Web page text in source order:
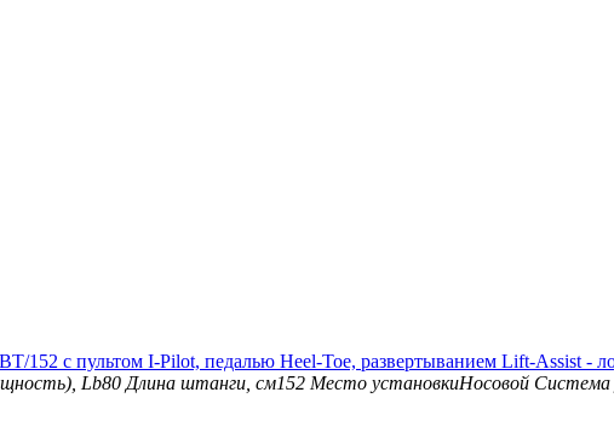
152 с пультом I-Pilot, педалью Heel-Toe, развертыванием Lift-Assist -
Lb80 Длина штанги, см152 Место установкиНосовой Система